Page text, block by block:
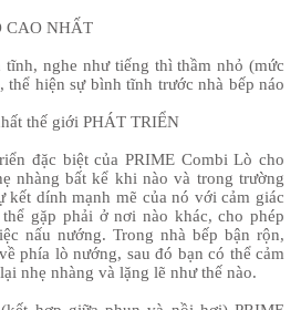
CAO NHẤT
nghe như tiếng thì thầm nhỏ (mức
hiện sự bình tĩnh trước nhà bếp náo
thế giới PHÁT TRIỂN
đặc biệt của PRIME Combi Lò cho
nhàng bất kể khi nào và trong trường
kết dính mạnh mẽ của nó với cảm giác
gặp phải ở nơi nào khác, cho phép
nấu nướng. Trong nhà bếp bận rộn,
phía lò nướng, sau đó bạn có thể cảm
nhẹ nhàng và lặng lẽ như thế nào.